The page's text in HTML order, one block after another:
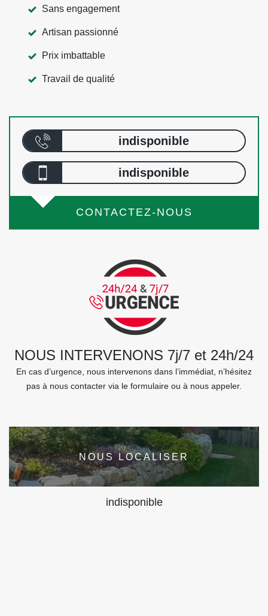
Sans engagement
Artisan passionné
Prix imbattable
Travail de qualité
indisponible
indisponible
CONTACTEZ-NOUS
NOUS INTERVENONS 7j/7 et 24h/24
En cas d’urgence, nous intervenons dans l’immédiat, n’hésitez
pas à nous contacter via le formulaire ou à nous appeler.
NOUS LOCALISER
indisponible